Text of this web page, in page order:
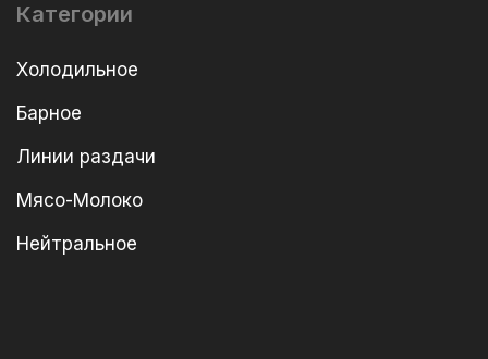
Категории
Холодильное
Барное
Линии раздачи
Мясо-Молоко
Нейтральное